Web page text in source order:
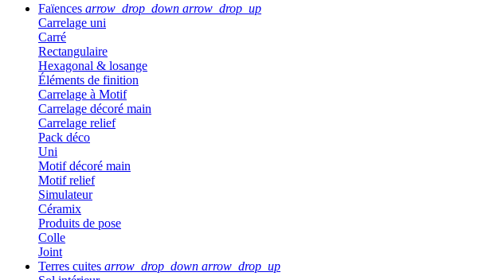
Faïences arrow_drop_down arrow_drop_up
Carrelage uni
Carré
Rectangulaire
Hexagonal & losange
Éléments de finition
Carrelage à Motif
Carrelage décoré main
Carrelage relief
Pack déco
Uni
Motif décoré main
Motif relief
Simulateur
Céramix
Produits de pose
Colle
Joint
Terres cuites arrow_drop_down arrow_drop_up